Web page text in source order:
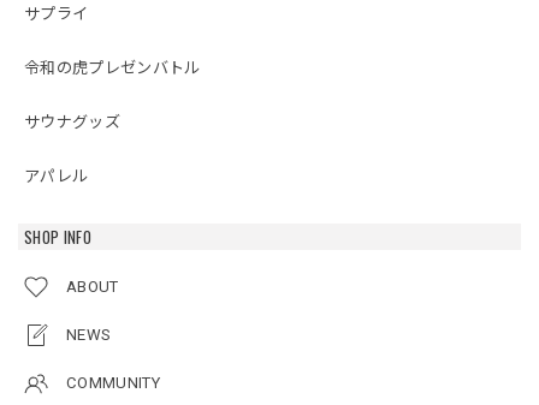
サプライ
令和の虎プレゼンバトル
サウナグッズ
アパレル
SHOP INFO
ABOUT
NEWS
COMMUNITY